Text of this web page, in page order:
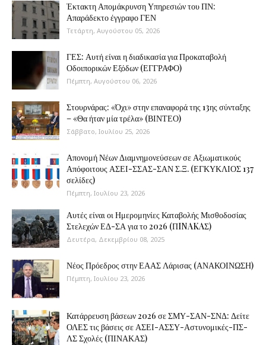
Έκτακτη Απομάκρυνση Υπηρεσιών του ΠΝ:
Απαράδεκτο έγγραφο ΓΕΝ
Τετάρτη, Αυγούστου 05, 2026
ΓΕΣ: Αυτή είναι η διαδικασία για Προκαταβολή
Οδοιπορικών Εξόδων (ΕΓΓΡΑΦΟ)
Πέμπτη, Αυγούστου 06, 2026
Στουρνάρας: «Όχι» στην επαναφορά της 13ης σύνταξης
– «Θα ήταν μία τρέλα» (ΒΙΝΤΕΟ)
Σάββατο, Ιουλίου 25, 2026
Απονομή Νέων Διαμνημονεύσεων σε Αξιωματικούς
Απόφοιτους ΑΣΕΙ-ΣΣΑΣ-ΣΑΝ Σ.Ξ. (ΕΓΚΥΚΛΙΟΣ 137
σελίδες)
Πέμπτη, Ιουλίου 23, 2026
Αυτές είναι οι Ημερομηνίες Καταβολής Μισθοδοσίας
Στελεχών ΕΔ-ΣΑ για το 2026 (ΠINAKAΣ)
Δευτέρα, Δεκεμβρίου 08, 2025
Νέος Πρόεδρος στην ΕΑΑΣ Λάρισας (ΑΝΑΚΟΙΝΩΣΗ)
Πέμπτη, Ιουλίου 23, 2026
Κατάρρευση βάσεων 2026 σε ΣΜΥ-ΣΑΝ-ΣΝΔ: Δείτε
ΟΛΕΣ τις βάσεις σε ΑΣΕΙ-ΑΣΣΥ-Αστυνομικές-ΠΣ-
ΛΣ Σχολές (ΠΙΝΑΚΑΣ)